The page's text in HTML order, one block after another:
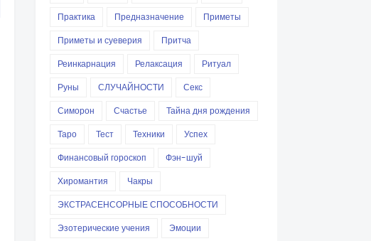
Практика
Предназначение
Приметы
Приметы и суеверия
Притча
Реинкарнация
Релаксация
Ритуал
Руны
СЛУЧАЙНОСТИ
Секс
Симорон
Счастье
Тайна дня рождения
Таро
Тест Техники
Успех
Финансовый гороскоп
Фэн-шуй
Хиромантия
Чакры
ЭКСТРАСЕНСОРНЫЕ СПОСОБНОСТИ
Эзотерические учения
Эмоции